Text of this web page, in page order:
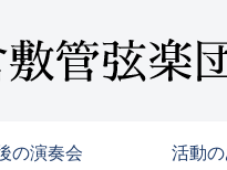
の演奏会 活動